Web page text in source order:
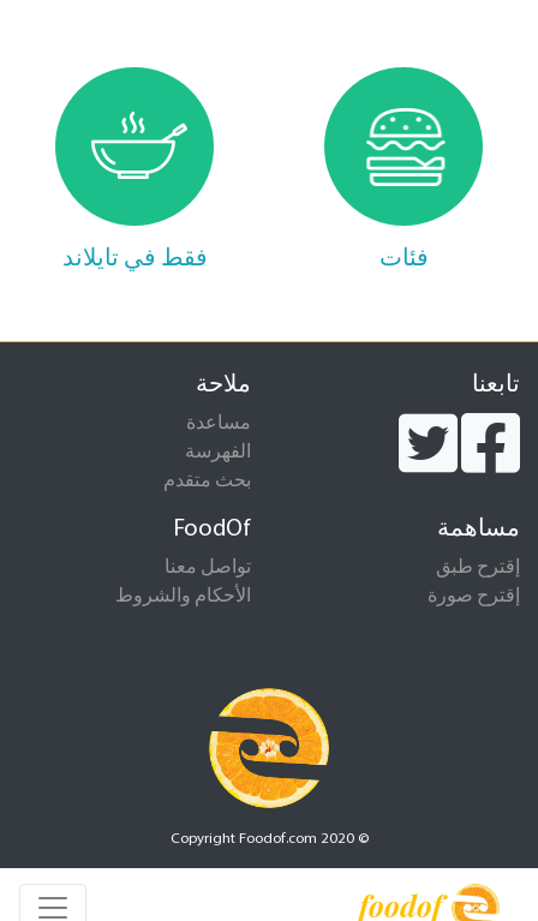
foodof
فئات فقط في تايلاند
تابعنا ملاحة
مساعدة
الفهرسة
بحث متقدم
مساهمة
إقترح طبق
إقترح صورة
FoodOf
تواصل معنا
الأحكام والشروط
© Copyright Foodof.com 2020